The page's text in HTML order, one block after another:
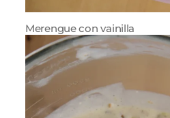
Merengue con vainilla